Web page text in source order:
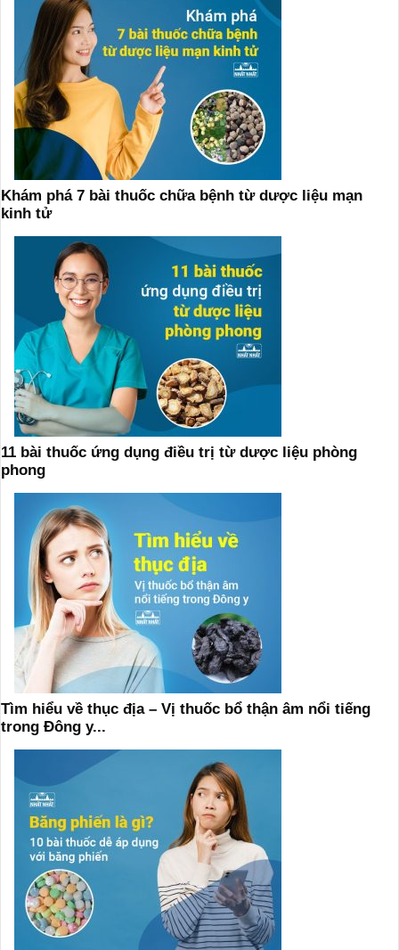
Khám phá 7 bài thuốc chữa bệnh từ dược liệu mạn
kinh tử
11 bài thuốc ứng dụng điều trị từ dược liệu phòng
phong
Tìm hiểu về thục địa – Vị thuốc bổ thận âm nổi tiếng
trong Đông y...